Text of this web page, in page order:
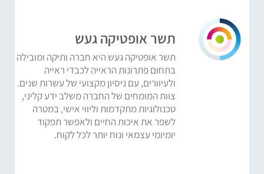
תשר אופטיקה געש
תשר אופטיקה געש היא חברה ותיקה ומובילה
בתחום פתרונות הראייה לכבדי ראייה
ולעיוורים, עם ניסיון מקצועי של עשרות שנים.
צוות המומחים של החברה משלב ידע קליני,
טכנולוגיות מתקדמות וליווי אישי, במטרה
לשפר את איכות החיים ולאפשר תפקוד
יומיומי עצמאי ונוח יותר לכל לקוח.